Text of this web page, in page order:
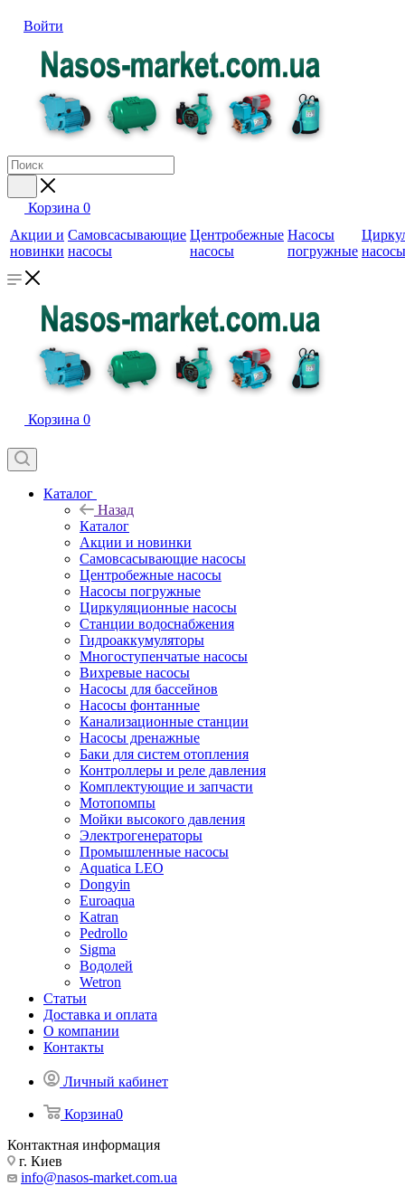
Войти
Корзина 0
Акции и
новинки
Самовсасывающие
насосы
Центробежные
насосы
Насосы
погружные насосы
Корзина 0
Каталог
Назад
Каталог
Акции и новинки
Самовсасывающие насосы
Центробежные насосы
Насосы погружные
Циркуляционные насосы
Станции водоснабжения
Гидроаккумуляторы
Многоступенчатые насосы
Вихревые насосы
Насосы для бассейнов
Насосы фонтанные
Канализационные станции
Насосы дренажные
Баки для систем отопления
Контроллеры и реле давления
Комплектующие и запчасти
Мотопомпы
Мойки высокого давления
Электрогенераторы
Промышленные насосы
Aquatica LEO
Dongyin
Euroaqua
Katran
Pedrollo
Sigma
Водолей
Wetron
Статьи
Доставка и оплата
О компании
Контакты
Личный кабинет
Корзина0
Контактная информация
г. Киев
info@nasos-market.com.ua